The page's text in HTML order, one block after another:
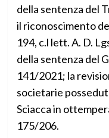
della sentenza del
il riconoscimento
194, c.l lett. A. D.
della sentenza del
141/2021; la
societarie
Sciacca in
175/206.